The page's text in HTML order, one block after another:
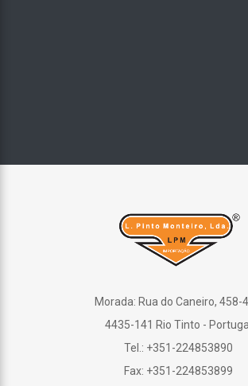
Morada: Rua do Caneiro, 458-
4435-141 Rio Tinto -
Tel.: +351-224853890
Fax: +351-224853899